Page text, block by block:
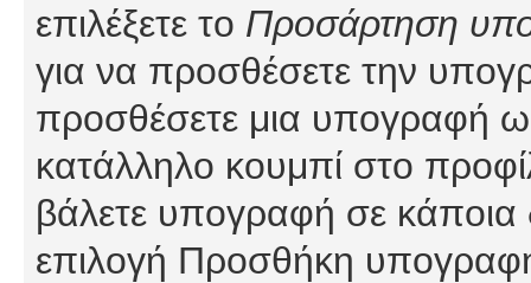
επιλέξετε το Προσάρτηση
για να προσθέσετε την
προσθέσετε μια υπογραφή
κατάλληλο κουμπί στο
βάλετε υπογραφή σε κάποια
επιλογή Προσθήκη